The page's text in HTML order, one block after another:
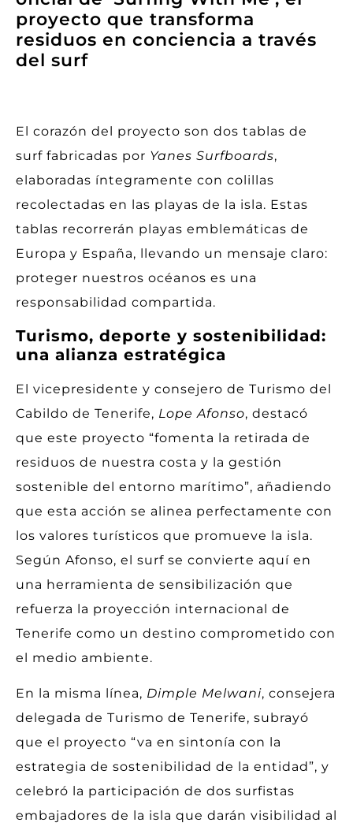
proyecto que transforma
residuos en conciencia a través
del surf
El corazón del proyecto son dos tablas de
surf fabricadas por Yanes Surfboards,
elaboradas íntegramente con colillas
recolectadas en las playas de la isla. Estas
tablas recorrerán playas emblemáticas de
Europa y España, llevando un mensaje claro:
proteger nuestros océanos es una
responsabilidad compartida.
Turismo, deporte y sostenibilidad:
una alianza estratégica
El vicepresidente y consejero de Turismo del
Cabildo de Tenerife, Lope Afonso, destacó
que este proyecto “fomenta la retirada de
residuos de nuestra costa y la gestión
sostenible del entorno marítimo”, añadiendo
que esta acción se alinea perfectamente con
los valores turísticos que promueve la isla.
Según Afonso, el surf se convierte aquí en
una herramienta de sensibilización que
refuerza la proyección internacional de
Tenerife como un destino comprometido con
el medio ambiente.
En la misma línea, Dimple Melwani, consejera
delegada de Turismo de Tenerife, subrayó
que el proyecto “va en sintonía con la
estrategia de sostenibilidad de la entidad”, y
celebró la participación de dos surfistas
embajadores de la isla que darán visibilidad al